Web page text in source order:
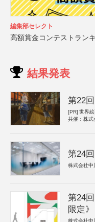
編集部セレクト
高額賞金コンテストラン
結果発表
第22
[PR] 世界
共催：株式
第24
株式会社中
第24
限定》